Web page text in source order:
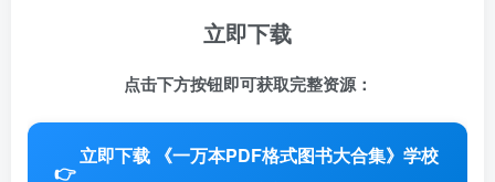
立即下载
点击下方按钮即可获取完整资源：
👉
立即下载 《一万本PDF格式图书大合集》学校